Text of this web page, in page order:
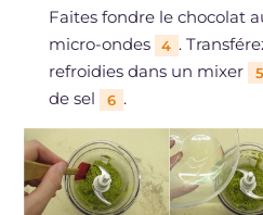
Faites fondre le chocolat
micro-ondes
4 .
refroidies dans un mixer
5
de sel
6 .